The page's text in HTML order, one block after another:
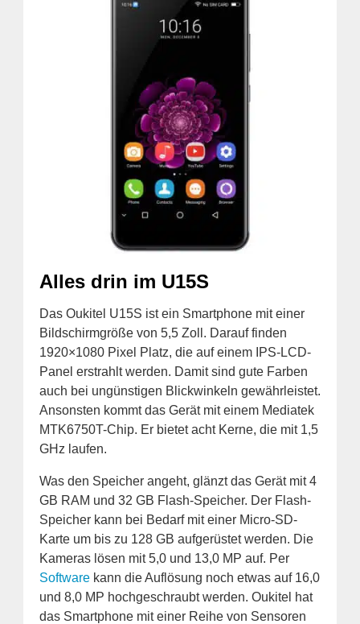
Alles drin im U15S
Das Oukitel U15S ist ein Smartphone mit einer
Bildschirmgröße von 5,5 Zoll. Darauf finden
1920×1080 Pixel Platz, die auf einem IPS-LCD-
Panel erstrahlt werden. Damit sind gute Farben
auch bei ungünstigen Blickwinkeln gewährleistet.
Ansonsten kommt das Gerät mit einem Mediatek
MTK6750T-Chip. Er bietet acht Kerne, die mit 1,5
GHz laufen.
Was den Speicher angeht, glänzt das Gerät mit 4
GB RAM und 32 GB Flash-Speicher. Der Flash-
Speicher kann bei Bedarf mit einer Micro-SD-
Karte um bis zu 128 GB aufgerüstet werden. Die
Kameras lösen mit 5,0 und 13,0 MP auf. Per
Software kann die Auflösung noch etwas auf 16,0
und 8,0 MP hochgeschraubt werden. Oukitel hat
das Smartphone mit einer Reihe von Sensoren